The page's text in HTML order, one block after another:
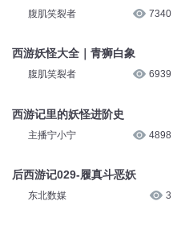
腹肌笑裂者 7340
西游妖怪大全｜青狮白象
腹肌笑裂者 6939
西游记里的妖怪进阶史
主播宁小宁 4898
后西游记029-履真斗恶妖
东北数媒 3